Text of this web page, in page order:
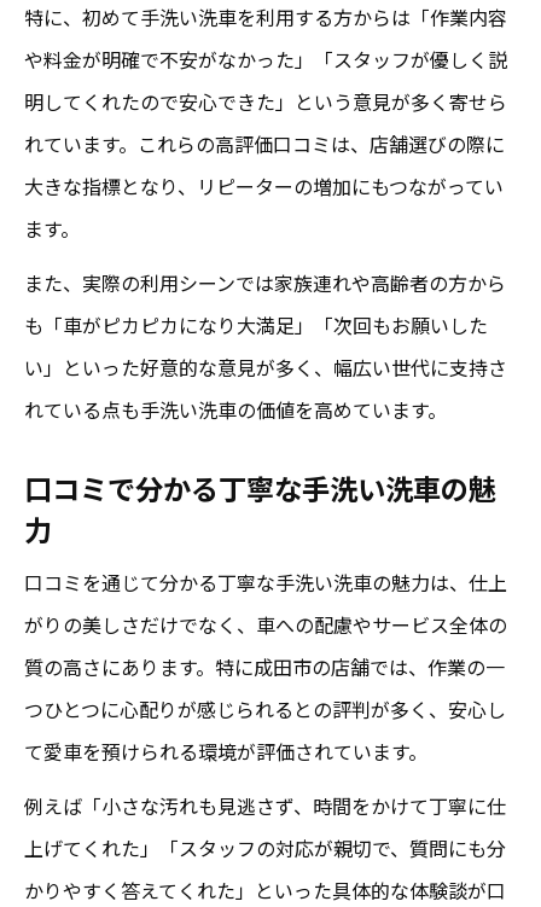
丁寧な手洗い洗車が成田で人気の理由
成田で安心して頼める手洗い洗車の特徴
口コミで分かる安心手洗い洗車の魅力
特に、初めて手洗い洗車を利用する方からは「作業内容
や料金が明確で不安がなかった」「スタッフが優しく説
明してくれたので安心できた」という意見が多く寄せら
れています。これらの高評価口コミは、店舗選びの際に
大きな指標となり、リピーターの増加にもつながってい
ます。
また、実際の利用シーンでは家族連れや高齢者の方から
も「車がピカピカになり大満足」「次回もお願いした
い」といった好意的な意見が多く、幅広い世代に支持さ
れている点も手洗い洗車の価値を高めています。
口コミで分かる丁寧な手洗い洗車の魅
力
口コミを通じて分かる丁寧な手洗い洗車の魅力は、仕上
がりの美しさだけでなく、車への配慮やサービス全体の
質の高さにあります。特に成田市の店舗では、作業の一
つひとつに心配りが感じられるとの評判が多く、安心し
て愛車を預けられる環境が評価されています。
例えば「小さな汚れも見逃さず、時間をかけて丁寧に仕
上げてくれた」「スタッフの対応が親切で、質問にも分
かりやすく答えてくれた」といった具体的な体験談が口